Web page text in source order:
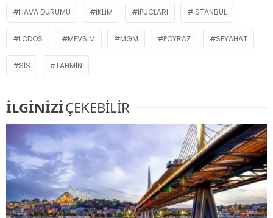
HAVA DURUMU IKLIM İPUÇLARI İSTANBUL
LODOS MEVSIM MGM POYRAZ SEYAHAT
SIS TAHMIN
İLGİNİZİÇEKEBİLİR